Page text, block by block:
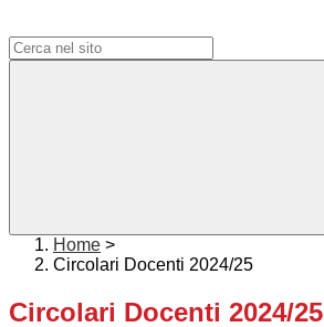
Home >
Circolari Docenti 2024/25
Circolari Docenti 2024/25